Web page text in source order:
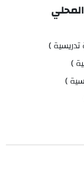
)
)
)